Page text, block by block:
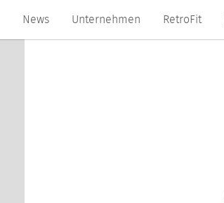
News Unternehmen RetroFit